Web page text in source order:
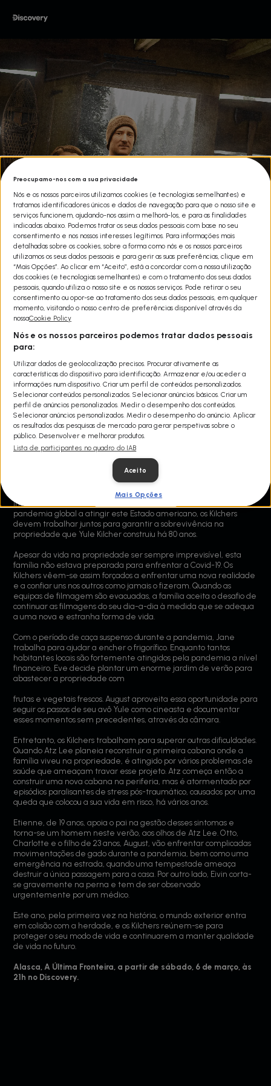
ALASCA, A ÚLTIMA FRONTEIRA
T10
Nesta temporada de “Alasca, a última fronteira”, a família Kilcher
vai colocar os seus limites à prova para superar uma série de
desafios inéditos na imensidão do Alasca. Com uma época de
incêndios florestais de verão potencialmente explosiva e uma
pandemia global a atingir este Estado americano, os Kilchers
devem trabalhar juntos para garantir a sobrevivência na
propriedade que Yule Kilcher construiu há 80 anos.
Apesar da vida na propriedade ser sempre imprevisível, esta
família não estava preparada para enfrentar a Covid-19. Os
Kilchers vêem-se assim forçados a enfrentar uma nova realidade
e a confiar uns nos outros como jamais o fizeram. Quando as
equipas de filmagem são evacuadas, a família aceita o desafio de
continuar as filmagens do seu dia-a-dia à medida que se adequa
a uma nova e estranha forma de vida.
Com o período de caça suspenso durante a pandemia, Jane
trabalha para ajudar a encher o frigorífico. Enquanto tantos
habitantes locais são fortemente atingidos pela pandemia a nível
financeiro, Eve decide plantar um enorme jardim de verão para
abastecer a propriedade com
frutas e vegetais frescos. August aproveita essa oportunidade para
seguir os passos de seu avô Yule como cineasta e documentar
esses momentos sem precedentes, através da câmara.
Entretanto, os Kilchers trabalham para superar outras dificuldades.
Quando Atz Lee planeia reconstruir a primeira cabana onde a
família viveu na propriedade, é atingido por vários problemas de
saúde que ameaçam travar esse projeto. Atz começa então a
construir uma nova cabana na periferia, mas é atormentado por
episódios paralisantes de stress pós-traumático, causados por uma
queda que colocou a sua vida em risco, há vários anos.
Etienne, de 19 anos, apoia o pai na gestão desses sintomas e
torna-se um homem neste verão, aos olhos de Atz Lee. Otto,
Charlotte e o filho de 23 anos, August, vão enfrentar complicadas
movimentações de gado durante a pandemia, bem como uma
emergência na estrada, quando uma tempestade ameaça
destruir a única passagem para a casa. Por outro lado, Eivin corta-
se gravemente na perna e tem de ser observado
urgentemente por um médico.
Este ano, pela primeira vez na história, o mundo exterior entra
em colisão com a herdade, e os Kilchers reúnem-se para
proteger o seu modo de vida e continuarem a manter qualidade
de vida no futuro.
Alasca, A Última Fronteira, a partir de sábado, 6 de março, às
21h no Discovery.
Preocupamo-nos com a sua privacidade
Nós e os nossos parceiros utilizamos cookies (e tecnologias semelhantes) e
tratamos identificadores únicos e dados de navegação para que o nosso site e
serviços funcionem, ajudando-nos assim a melhorá-los, e para as finalidades
indicadas abaixo. Podemos tratar os seus dados pessoais com base no seu
consentimento e nos nossos interesses legítimos. Para informações mais
detalhadas sobre os cookies, sobre a forma como nós e os nossos parceiros
utilizamos os seus dados pessoais e para gerir as suas preferências, clique em
“Mais Opções”. Ao clicar em “Aceito”, está a concordar com a nossa utilização
dos cookies (e tecnologias semelhantes) e com o tratamento dos seus dados
pessoais, quando utiliza o nosso site e os nossos serviços. Pode retirar o seu
consentimento ou opor-se ao tratamento dos seus dados pessoais, em qualquer
momento, visitando o nosso centro de preferências disponível através da
nossaCookie Policy
Nós e os nossos parceiros podemos tratar dados pessoais
para:
Utilizar dados de geolocalização precisos. Procurar ativamente as
características do dispositivo para identificação. Armazenar e/ou aceder a
informações num dispositivo. Criar um perfil de conteúdos personalizados.
Selecionar conteúdos personalizados. Selecionar anúncios básicos. Criar um
perfil de anúncios personalizados. Medir o desempenho dos conteúdos.
Selecionar anúncios personalizados. Medir o desempenho do anúncio. Aplicar
os resultados das pesquisas de mercado para gerar perspetivas sobre o
público. Desenvolver e melhorar produtos.
Lista de participantes no quadro do IAB
Aceito
Mais Opções